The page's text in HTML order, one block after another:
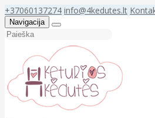
+37060137274 info@4kedutes.lt
Navigacija